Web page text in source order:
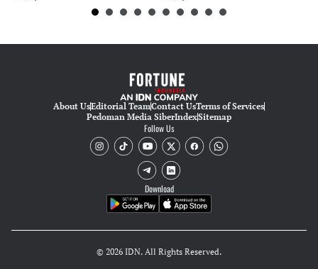
About UsEditorial TeamContact UsTerms of Services
Pedoman Media SiberIndexSitemap
Follow Us
Download
© 2026 IDN. All Rights Reserved.